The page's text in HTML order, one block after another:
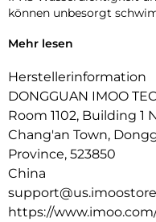
können unbesorgt
Klassenmodus: Um zu
festlegen.
Ablehnung unbekannter
du unbekannte Kontakte
Mehrsprachige
Deutsch, Polnisch,
Mehr lesen
Herstellerinformation
DONGGUAN IMOO
Room 1102, Building 1
Chang'an Town,
Province, 523850
China
https://